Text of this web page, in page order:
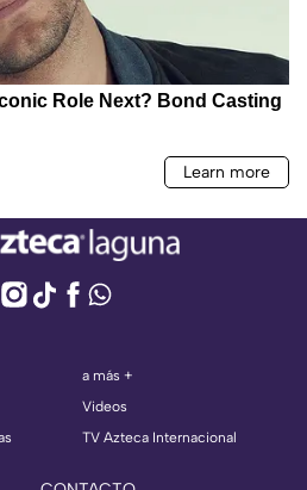
a más +
Videos
TV Azteca Internacional